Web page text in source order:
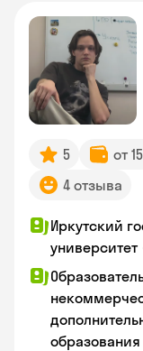
5 от
4 отзыва
Иркутский
университет
образования